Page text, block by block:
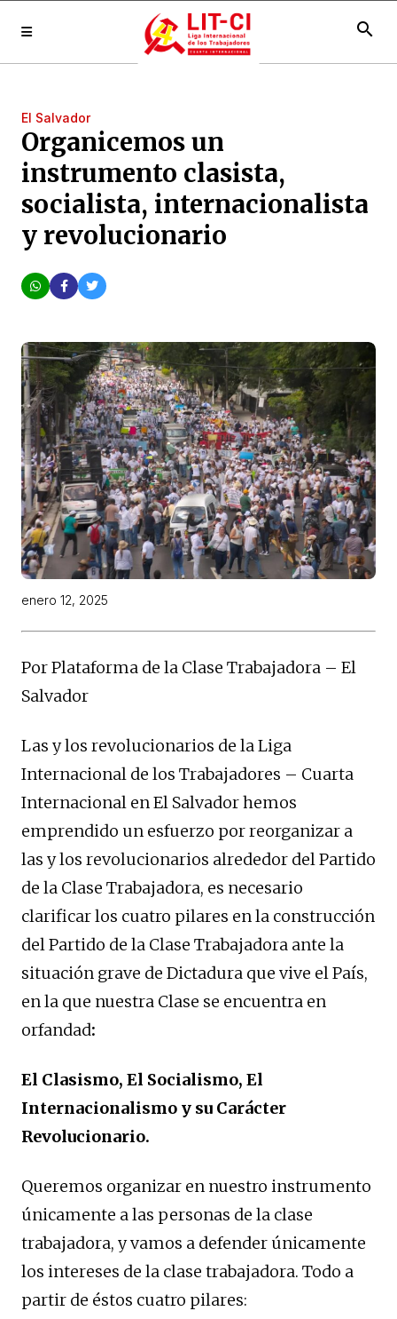
search
El Salvador
Organicemos un
instrumento clasista,
socialista, internacionalista
y revolucionario
enero 12, 2025
Por Plataforma de la Clase Trabajadora – El
Salvador
Las y los revolucionarios de la Liga
Internacional de los Trabajadores – Cuarta
Internacional en El Salvador hemos
emprendido un esfuerzo por reorganizar a
las y los revolucionarios alrededor del Partido
de la Clase Trabajadora, es necesario
clarificar los cuatro pilares en la construcción
del Partido de la Clase Trabajadora ante la
situación grave de Dictadura que vive el País,
en la que nuestra Clase se encuentra en
orfandad:
El Clasismo, El Socialismo, El
Internacionalismo y su Carácter
Revolucionario.
Queremos organizar en nuestro instrumento
únicamente a las personas de la clase
trabajadora, y vamos a defender únicamente
los intereses de la clase trabajadora. Todo a
partir de éstos cuatro pilares: